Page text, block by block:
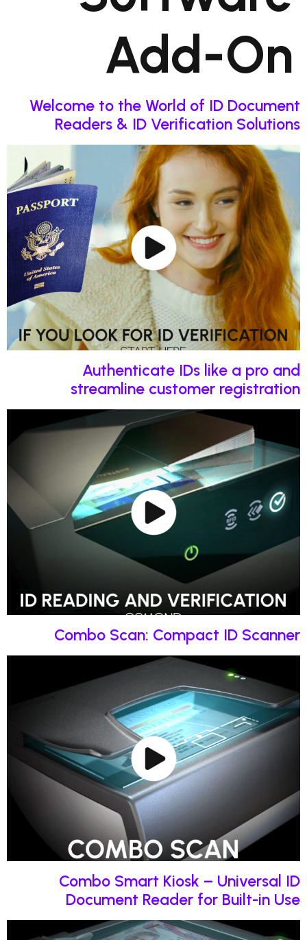
Add-
Welcome to the World of ID
Readers & ID Verification
Authenticate IDs like a
streamline customer
Combo Scan: Compact ID
Combo Smart Kiosk –
Document Reader for Built-